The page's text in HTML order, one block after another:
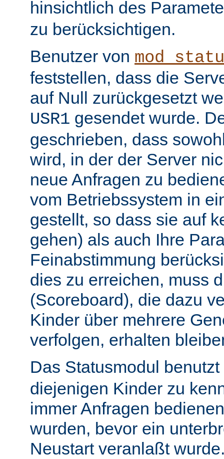
hinsichtlich des
zu berücksichtigen.
Benutzer von
feststellen, dass die
auf Null zurückgesetzt
USR1 gesendet wurde.
geschrieben, dass
wird, in der der Server
neue Anfragen zu
vom Betriebssystem in
gestellt, so dass sie auf
gehen) als auch Ihre
Feinabstimmung
dies zu erreichen, muss
(Scoreboard), die dazu
Kinder über mehrere
verfolgen, erhalten
Das Statusmodul
diejenigen Kinder zu
immer Anfragen
wurden, bevor ein
Neustart veranlaßt